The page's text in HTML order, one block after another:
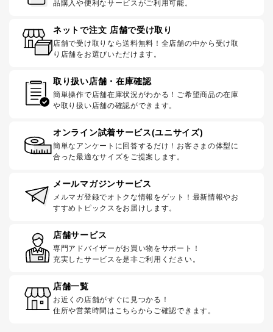
品購入や便利なサービスがご利用可能。
ネットで注文 店舗で受け取り
店舗で受け取りなら送料無料！全店舗の中から受け取
り店舗をお選びいただけます。
取り扱い店舗・在庫確認
簡単操作で店舗在庫状況がわかる！ご希望商品の在庫
や取り扱い店舗の確認ができます。
オンライン試着サービス(ユニサイズ)
簡単なアンケートに回答するだけ！お客さまの体型に
合った最適なサイズをご提案します。
メールマガジンサービス
メルマガ登録でオトクな情報をゲット！最新情報やお
すすめトピックスをお届けします。
店舗サービス
専門アドバイザーがお買い物をサポート！
充実したサービスを是非ご利用ください。
店舗一覧
お近くの店舗がすぐに見つかる！
住所や営業時間はこちらからご確認できます。